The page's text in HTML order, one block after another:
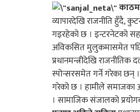
व्यापारदेखि राजनीति हुँदै,
गइरहेको छ । इन्टरनेटको
अविकसित मुलुकमासमेत
प्रधानमन्त्रीदेखि
स्पोन्सरसमेत गर्ने गरेका छन्
गरेको छ । हामीले समाजका
। सामाजिक संजालको